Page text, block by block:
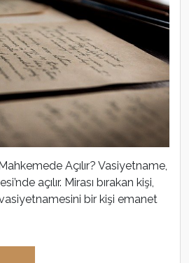
Açılır? Vasiyetname,
açılır. Mirası bırakan kişi,
vasiyetnamesini bir kişi emanet